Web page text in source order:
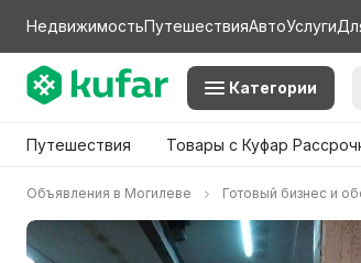
НедвижимостьПутешествияАвтоУслуги
Категории
Путешествия Товары с Куфар
Объявления в Могилеве Готовый бизнес и